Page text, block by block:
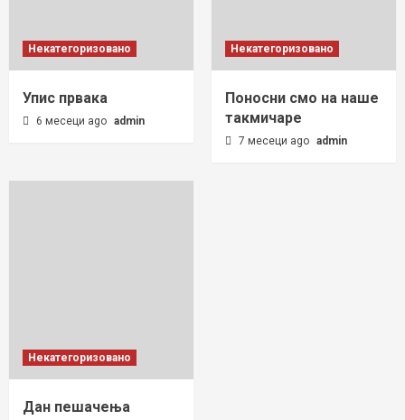
Некатегоризовано
Упис првака
6 месеци ago admin
Некатегоризовано
Поносни смо на наше
такмичаре
7 месеци ago admin
Некатегоризовано
Дан пешачења